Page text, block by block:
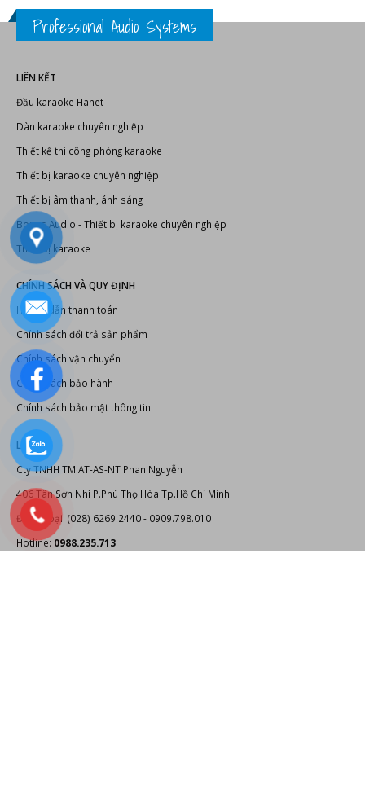
Professional Audio Systems
LIÊN KẾT
Đầu karaoke Hanet
Dàn karaoke chuyên nghiệp
Thiết kế thi công phòng karaoke
Thiết bị karaoke chuyên nghiệp
Thiết bị âm thanh, ánh sáng
Bonus Audio -Thiết bị karaoke chuyên nghiệp
Thiết bị karaoke
CHÍNH SÁCH VÀ QUY ĐỊNH
Hướng dẫn thanh toán
Chính sách đổi trả sản phẩm
Chính sách vận chuyển
Chính sách bảo hành
Chính sách bảo mật thông tin
LIÊN HỆ
Cty TNHH TM AT-AS-NT Phan Nguyễn
406 Tân Sơn Nhì P.Phú Thọ Hòa Tp.Hồ Chí Minh
Điện thoại: (028) 6269 2440 - 0909.798.010
Hotline: 0988.235.713